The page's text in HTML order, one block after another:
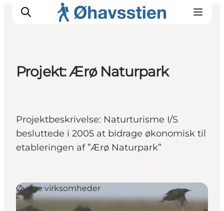
Planlægning
Projekt: Ærø Naturpark
Projektbeskrivelse: Naturturisme I/S
besluttede i 2005 at bidrage økonomisk til
etableringen af ”Ærø Naturpark”
Øvrige virksomheder